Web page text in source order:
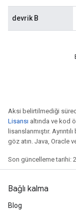
devrik B
Aksi belirtilmediği
Lisansı altında ve kod
lisanslanmıştır.
göz atın. Java, Oracle
Son güncelleme tarihi:
Bağlı kalma
Blog